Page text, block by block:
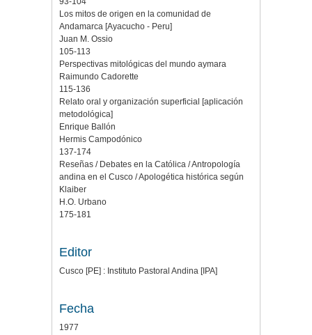
Los mitos de origen en la comunidad de
Andamarca [Ayacucho - Peru]
Juan M. Ossio
105-113
Perspectivas mitológicas del mundo aymara
Raimundo Cadorette
115-136
Relato oral y organización superficial [aplicación
metodológica]
Enrique Ballón
Hermis Campodónico
137-174
Reseñas / Debates en la Católica / Antropología
andina en el Cusco / Apologética histórica según
Klaiber
H.O. Urbano
175-181
Editor
Cusco [PE] : Instituto Pastoral Andina [IPA]
Fecha
1977